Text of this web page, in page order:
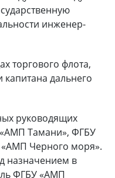
инженер-
торгового флота,
дальнего
руководящих
«АМП Тамани», ФГБУ
Черного моря».
назначением в
ФГБУ «АМП